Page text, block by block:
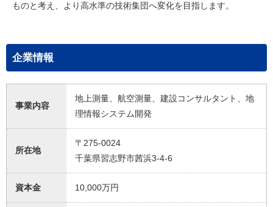
ものと考え、より高水準の技術集団へ変化を目指します。
企業情報
事業内容
地上測量、航空測量、建設コンサルタント、地
理情報システム開発
所在地
〒275-0024
千葉県習志野市茜浜3-4-6
資本金 10,000万円